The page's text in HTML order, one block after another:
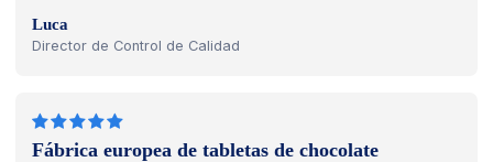
Luca
Director de Control de Calidad
Fábrica europea de tabletas de chocolate